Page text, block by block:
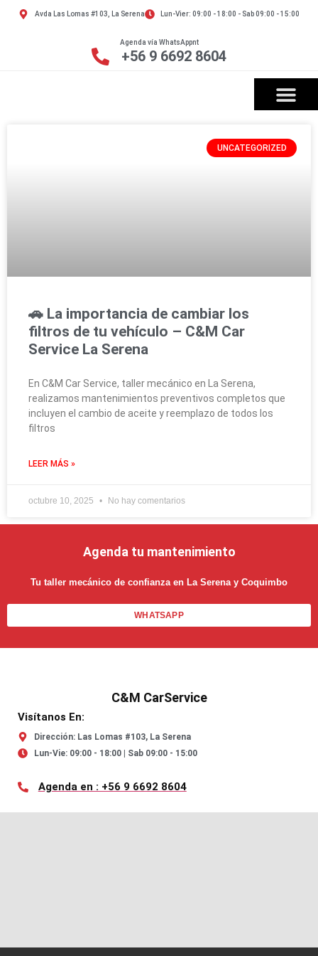
Avda Las Lomas #103, La Serena Lun-Vier: 09:00 - 18:00 - Sab 09:00 - 15:00
Agenda vía WhatsAppnt
+56 9 6692 8604
UNCATEGORIZED
🚗 La importancia de cambiar los
filtros de tu vehículo – C&M Car
Service La Serena
En C&M Car Service, taller mecánico en La Serena,
realizamos mantenimientos preventivos completos que
incluyen el cambio de aceite y reemplazo de todos los
filtros
LEER MÁS »
octubre 10, 2025 No hay comentarios
Agenda tu mantenimiento
Tu taller mecánico de confianza en La Serena y Coquimbo
WHATSAPP
C&M CarService
Visítanos En:
Dirección: Las Lomas #103, La Serena
Lun-Vie: 09:00 - 18:00 | Sab 09:00 - 15:00
Agenda en : +56 9 6692 8604